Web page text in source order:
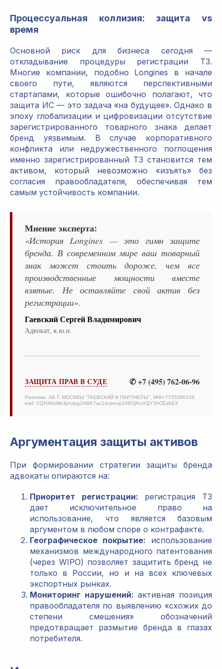
Процессуальная коллизия: защита vs
время
Основной риск для бизнеса сегодня —
откладывание процедуры регистрации ТЗ.
Многие компании, подобно Longines в начале
своего пути, являются перспективными
стартапами, которые ошибочно полагают, что
защита ИС — это задача «на будущее». Однако в
эпоху глобализации и цифровизации отсутствие
зарегистрированного товарного знака делает
бренд уязвимым. В случае корпоративного
конфликта или недружественного поглощения
именно зарегистрированный ТЗ становится тем
активом, который невозможно «изъять» без
согласия правообладателя, обеспечивая тем
самым устойчивость компании.
Мнение эксперта:
«История Longines — это гимн защите
бренда. В современном мире ваш товарный
знак может стоить дороже, чем все
производственные мощности вместе
взятые. Не оставляйте свой актив без
регистрации».
Гаевский Сергей Владимирович
Адвокат, к.ю.н.
ЗАЩИТА ПРАВ В СУДЕ ✆ +7 (495) 762-06-96
Реклама. АБ Г. МОСКВЫ "ГАЕВСКИЙ И ПАРТНЕРЫ", ИНН 7725286159
erid: CQH36pWzJpnzpg2ABK7ac1dcpevp24fEQ6uVQY3hCEzbE3
Аргументация защиты активов
При формировании стратегии защиты бренда
адвокаты опираются на:
Приоритет регистрации: регистрация ТЗ
дает исключительное право на
использование, что является базовым
аргументом в любом споре о контрафакте.
Географическое покрытие: использование
механизмов международного патентования
(через WIPO) позволяет защитить бренд не
только в России, но и на всех ключевых
экспортных рынках.
Мониторинг нарушений: активная позиция
правообладателя по выявлению «схожих до
степени смешения» обозначений
предотвращает размытие бренда в глазах
потребителя.